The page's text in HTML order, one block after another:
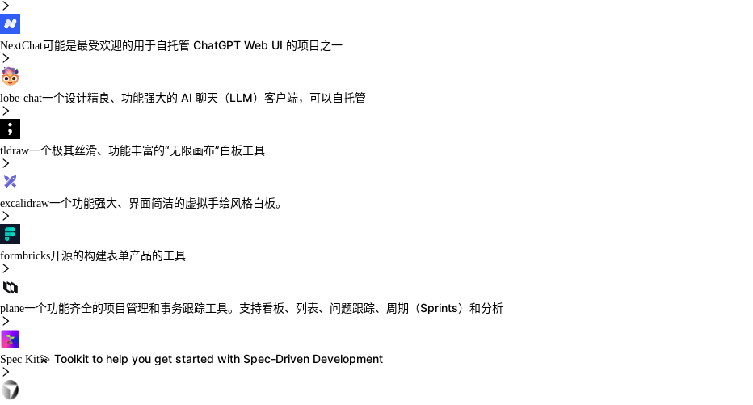
NextChat可能是最受欢迎的用于自托管 ChatGPT Web UI 的项目之一
lobe-chat一个设计精良、功能强大的 AI 聊天（LLM）客户端，可以自托管
tldraw一个极其丝滑、功能丰富的“无限画布”白板工具
excalidraw一个功能强大、界面简洁的虚拟手绘风格白板。
formbricks开源的构建表单产品的工具
plane一个功能齐全的项目管理和事务跟踪工具。支持看板、列表、问题跟踪、周期（Sprints）和分析
Spec Kit💫 Toolkit to help you get started with Spec-Driven Development